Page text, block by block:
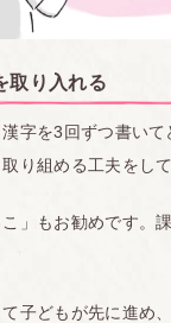
取り入れる
字を3回ずつ書い
り組める工夫をし
」もお勧めです。
子どもが先に進め